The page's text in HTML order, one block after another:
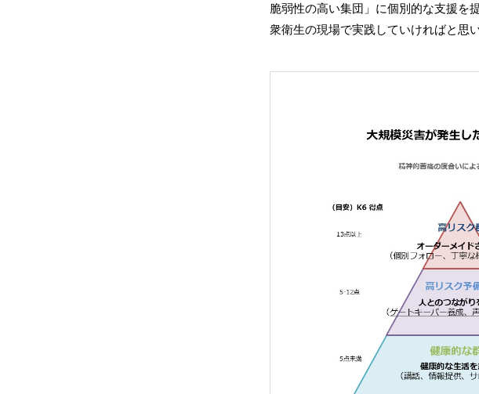
脆弱性の高い集団」に個別的な支援を
衆衛生の現場で実践していければと思い